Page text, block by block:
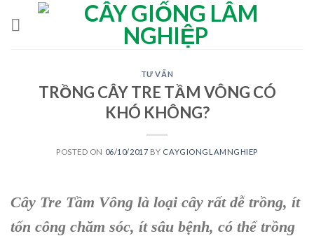
TƯ VẤN
TRỒNG CÂY TRE TẦM VÔNG CÓ
KHÓ KHÔNG?
POSTED ON 06/10/2017 BY CAYGIONGLAMNGHIEP
Cây Tre Tầm Vông là loại cây rất dễ trồng, ít
tốn công chăm sóc, ít sâu bệnh, có thể trồng